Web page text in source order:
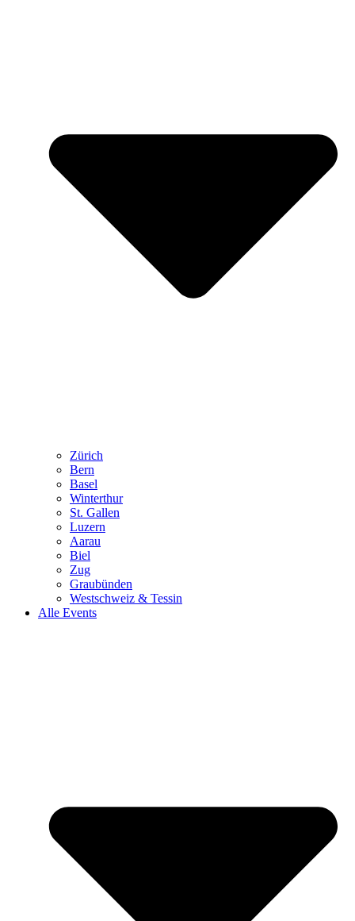
Zürich
Bern
Basel
Winterthur
St. Gallen
Luzern
Aarau
Biel
Zug
Graubünden
Westschweiz & Tessin
Alle Events